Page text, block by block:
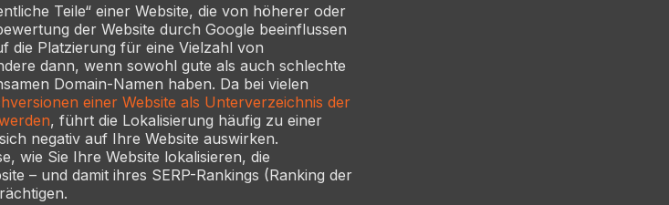
Teile“ einer Website, die von höherer oder
der Website durch Google beeinflussen
die Platzierung für eine Vielzahl von
dann, wenn sowohl gute als auch schlechte
Domain-Namen haben. Da bei vielen
einer Website als Unterverzeichnis der
, führt die Lokalisierung häufig zu einer
negativ auf Ihre Website auswirken.
wie Sie Ihre Website lokalisieren, die
– und damit ihres SERP-Rankings (Ranking der